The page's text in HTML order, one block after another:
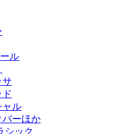
ル
サ
ャル
バーほか
シック